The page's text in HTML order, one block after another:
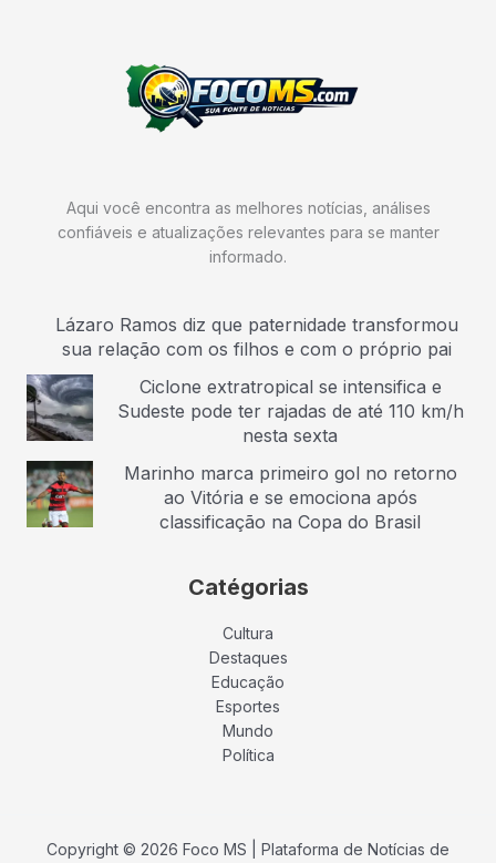
Aqui você encontra as melhores notícias, análises
confiáveis e atualizações relevantes para se manter
informado.
Lázaro Ramos diz que paternidade transformou
sua relação com os filhos e com o próprio pai
Ciclone extratropical se intensifica e
Sudeste pode ter rajadas de até 110 km/h
nesta sexta
Marinho marca primeiro gol no retorno
ao Vitória e se emociona após
classificação na Copa do Brasil
Catégorias
Cultura
Destaques
Educação
Esportes
Mundo
Política
Copyright © 2026 Foco MS | Plataforma de Notícias de